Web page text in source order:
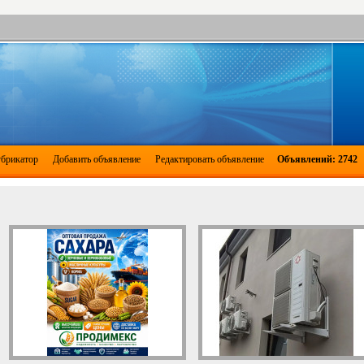
Добавить объявление Редактировать объявление Объявлений: 2742